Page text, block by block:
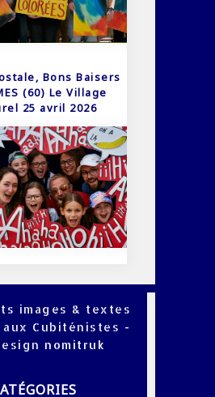
Bons Baisers
(60) Le Village
25 avril 2026
images & textes
Cubiténistes -
nomitruk